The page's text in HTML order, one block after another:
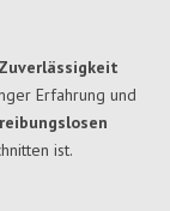
Zuverlässigkeit
Erfahrung und
reibungslosen
ist.